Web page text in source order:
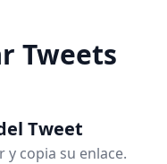
Tweets
Tweet
y copia su enlace.